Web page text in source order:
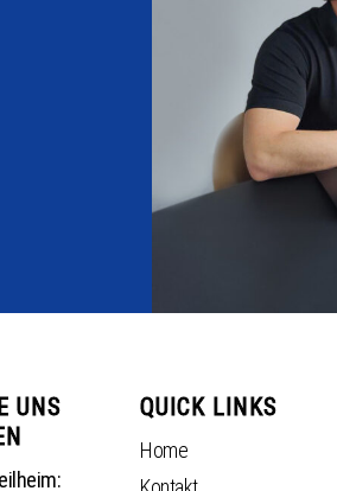
UNS
QUICK LINKS
Home